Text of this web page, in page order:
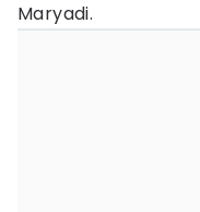
Maryadi.